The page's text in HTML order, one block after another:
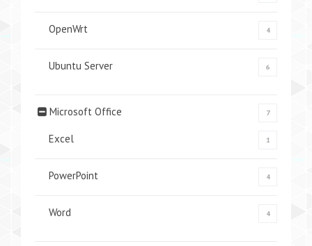
OpenWrt 4
Ubuntu Server 6
Microsoft Office 7
Excel 1
PowerPoint 4
Word 4